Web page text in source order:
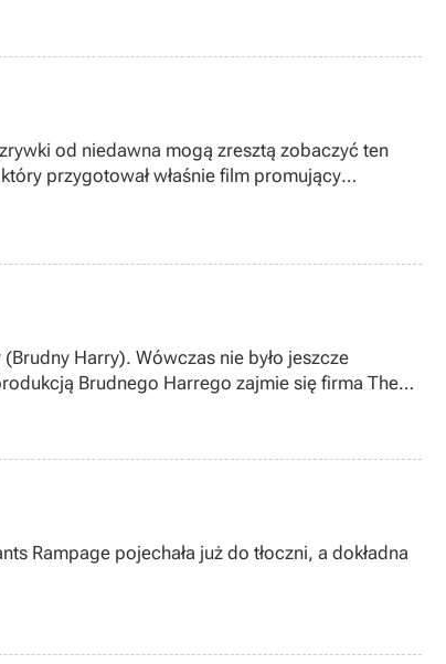
od niedawna mogą zresztą zobaczyć ten
przygotował właśnie film promujący
Brudnego Harrego zajmie się firma The
Rampage pojechała już do tłoczni, a dokładna